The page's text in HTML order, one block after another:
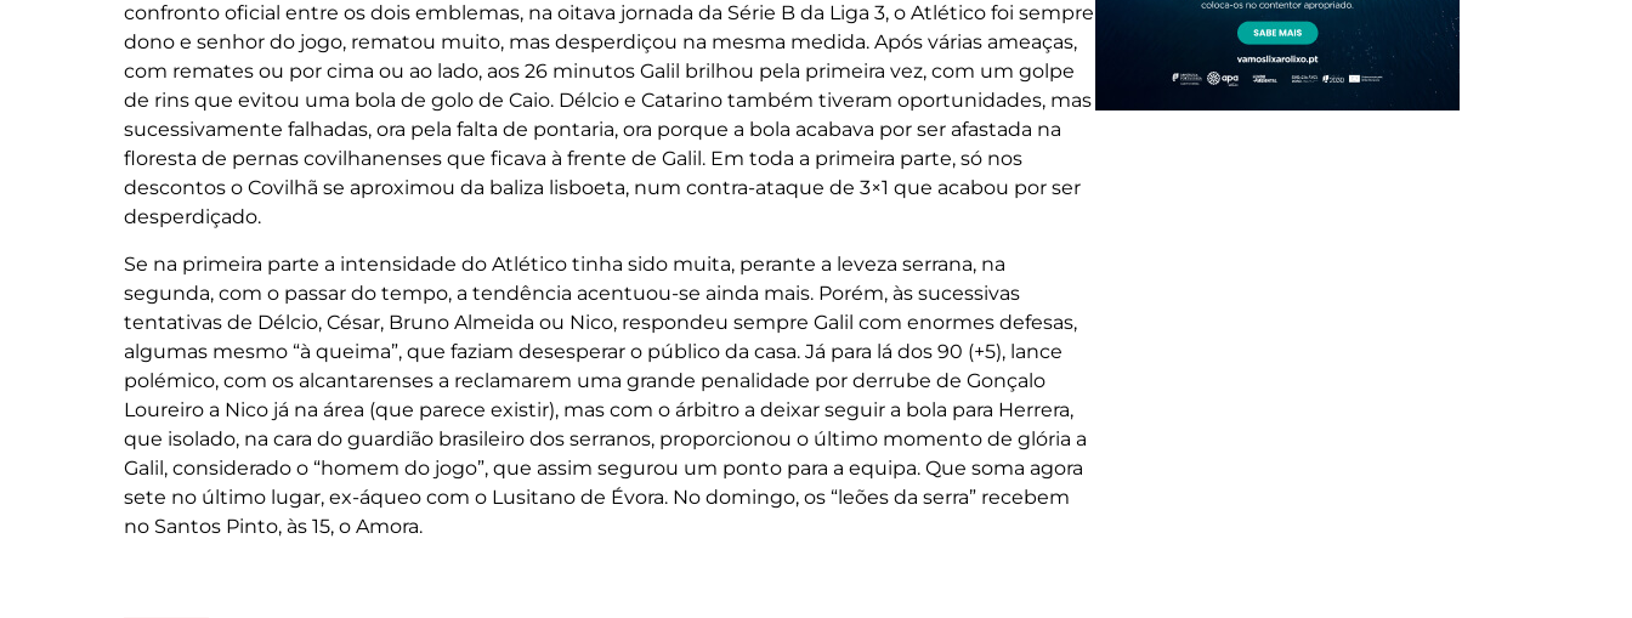
confronto oficial entre os dois emblemas, na oitava jornada da Série B da Liga 3, o Atlético foi sempre
dono e senhor do jogo, rematou muito, mas desperdiçou na mesma medida. Após várias ameaças,
com remates ou por cima ou ao lado, aos 26 minutos Galil brilhou pela primeira vez, com um golpe
de rins que evitou uma bola de golo de Caio. Délcio e Catarino também tiveram oportunidades, mas
sucessivamente falhadas, ora pela falta de pontaria, ora porque a bola acabava por ser afastada na
floresta de pernas covilhanenses que ficava à frente de Galil. Em toda a primeira parte, só nos
descontos o Covilhã se aproximou da baliza lisboeta, num contra-ataque de 3×1 que acabou por ser
desperdiçado.
Se na primeira parte a intensidade do Atlético tinha sido muita, perante a leveza serrana, na
segunda, com o passar do tempo, a tendência acentuou-se ainda mais. Porém, às sucessivas
tentativas de Délcio, César, Bruno Almeida ou Nico, respondeu sempre Galil com enormes defesas,
algumas mesmo “à queima”, que faziam desesperar o público da casa. Já para lá dos 90 (+5), lance
polémico, com os alcantarenses a reclamarem uma grande penalidade por derrube de Gonçalo
Loureiro a Nico já na área (que parece existir), mas com o árbitro a deixar seguir a bola para Herrera,
que isolado, na cara do guardião brasileiro dos serranos, proporcionou o último momento de glória a
Galil, considerado o “homem do jogo”, que assim segurou um ponto para a equipa. Que soma agora
sete no último lugar, ex-áqueo com o Lusitano de Évora. No domingo, os “leões da serra” recebem
no Santos Pinto, às 15, o Amora.